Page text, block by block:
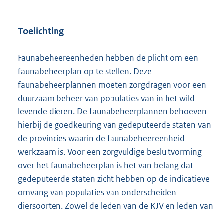
Toelichting
Faunabeheereenheden hebben de plicht om een
faunabeheerplan op te stellen. Deze
faunabeheerplannen moeten zorgdragen voor een
duurzaam beheer van populaties van in het wild
levende dieren. De faunabeheerplannen behoeven
hierbij de goedkeuring van gedeputeerde staten van
de provincies waarin de faunabeheereenheid
werkzaam is. Voor een zorgvuldige besluitvorming
over het faunabeheerplan is het van belang dat
gedeputeerde staten zicht hebben op de indicatieve
omvang van populaties van onderscheiden
diersoorten. Zowel de leden van de KJV en leden van